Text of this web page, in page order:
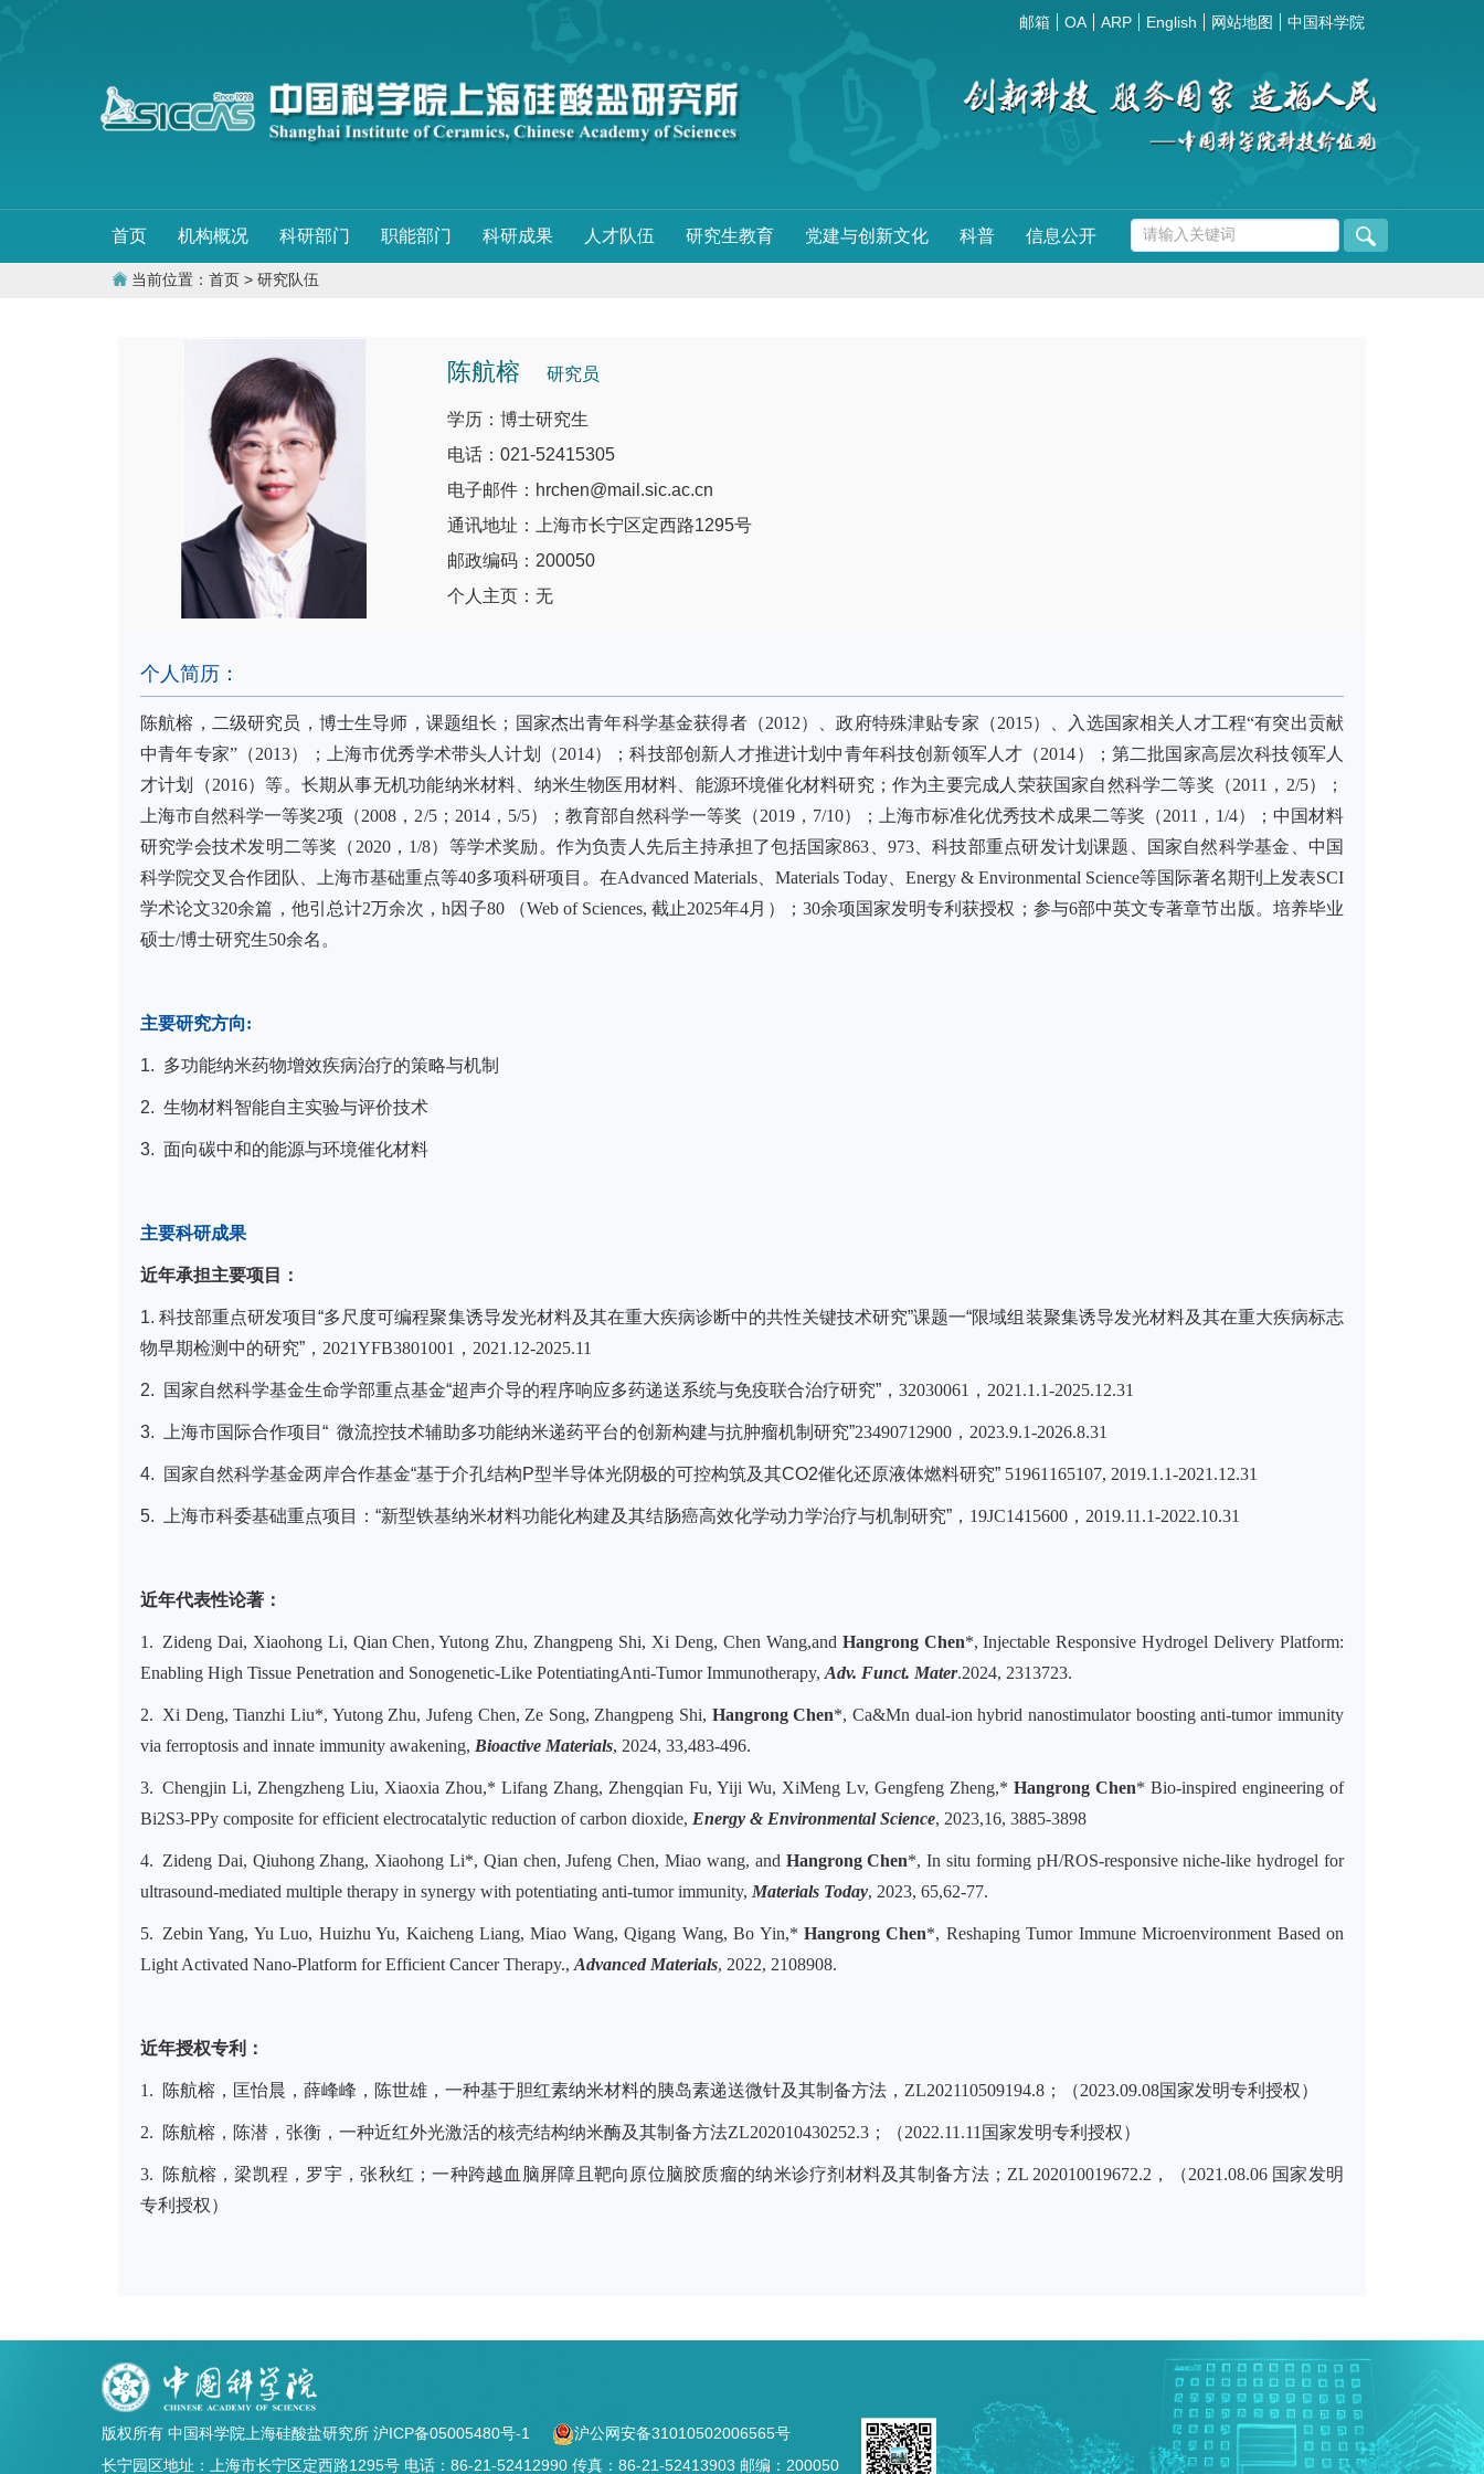
邮箱 OA ARP English 网站地图 中国科学院
首页 机构概况 科研部门 职能部门 科研成果 人才队伍 研究生教育 党建与创新文化 科普 信息公开
当前位置： 首页 > 研究队伍
陈航榕 研究员
学历：博士研究生
电话：021-52415305
电子邮件：hrchen@mail.sic.ac.cn
通讯地址：上海市长宁区定西路1295号
邮政编码：200050
个人主页：无
个人简历：
陈航榕，二级研究员，博士生导师，课题组长；国家杰出青年科学基金获得者（2012）、政府特殊津贴专家（2015）、入选国家相关人才工程“有突出贡献
中青年专家”（2013）；上海市优秀学术带头人计划（2014）；科技部创新人才推进计划中青年科技创新领军人才（2014）；第二批国家高层次科技领军人
才计划（2016）等。长期从事无机功能纳米材料、纳米生物医用材料、能源环境催化材料研究；作为主要完成人荣获国家自然科学二等奖（2011，2/5）；
上海市自然科学一等奖2项（2008，2/5；2014，5/5）；教育部自然科学一等奖（2019，7/10）；上海市标准化优秀技术成果二等奖（2011，1/4）；中国材料
研究学会技术发明二等奖（2020，1/8）等学术奖励。作为负责人先后主持承担了包括国家863、973、科技部重点研发计划课题、国家自然科学基金、中国
科学院交叉合作团队、上海市基础重点等40多项科研项目。在Advanced Materials、Materials Today、Energy & Environmental Science等国际著名期刊上发表SCI
学术论文320余篇，他引总计2万余次，h因子80 （Web of Sciences, 截止2025年4月）；30余项国家发明专利获授权；参与6部中英文专著章节出版。培养毕业
硕士/博士研究生50余名。
主要研究方向:
1. 多功能纳米药物增效疾病治疗的策略与机制
2. 生物材料智能自主实验与评价技术
3. 面向碳中和的能源与环境催化材料
主要科研成果
近年承担主要项目：
1. 科技部重点研发项目“多尺度可编程聚集诱导发光材料及其在重大疾病诊断中的共性关键技术研究”课题一“限域组装聚集诱导发光材料及其在重大疾病标志
物早期检测中的研究”， 2021YFB3801001，2021.12-2025.11
2. 国家自然科学基金生命学部重点基金“超声介导的程序响应多药递送系统与免疫联合治疗研究”， 32030061，2021.1.1-2025.12.31
3. 上海市国际合作项目“ 微流控技术辅助多功能纳米递药平台的创新构建与抗肿瘤机制研究”23490712900，2023.9.1-2026.8.31
4. 国家自然科学基金两岸合作基金“基于介孔结构P型半导体光阴极的可控构筑及其CO2催化还原液体燃料研究” 51961165107, 2019.1.1-2021.12.31
5. 上海市科委基础重点项目：“新型铁基纳米材料功能化构建及其结肠癌高效化学动力学治疗与机制研究”， 19JC1415600，2019.11.1-2022.10.31
近年代表性论著：
1. Zideng Dai, Xiaohong Li, Qian Chen, Yutong Zhu, Zhangpeng Shi, Xi Deng, Chen Wang,and Hangrong Chen*, Injectable Responsive Hydrogel Delivery Platform:
Enabling High Tissue Penetration and Sonogenetic-Like PotentiatingAnti-Tumor Immunotherapy, Adv. Funct. Mater.2024, 2313723.
2. Xi Deng, Tianzhi Liu*, Yutong Zhu, Jufeng Chen, Ze Song, Zhangpeng Shi, Hangrong Chen*, Ca&Mn dual-ion hybrid nanostimulator boosting anti-tumor immunity
via ferroptosis and innate immunity awakening, Bioactive Materials, 2024, 33,483-496.
3. Chengjin Li, Zhengzheng Liu, Xiaoxia Zhou,* Lifang Zhang, Zhengqian Fu, Yiji Wu, XiMeng Lv, Gengfeng Zheng,* Hangrong Chen* Bio-inspired engineering of
Bi2S3-PPy composite for efficient electrocatalytic reduction of carbon dioxide, Energy & Environmental Science, 2023,16, 3885-3898
4. Zideng Dai, Qiuhong Zhang, Xiaohong Li*, Qian chen, Jufeng Chen, Miao wang, and Hangrong Chen*, In situ forming pH/ROS-responsive niche-like hydrogel for
ultrasound-mediated multiple therapy in synergy with potentiating anti-tumor immunity, Materials Today, 2023, 65,62-77.
5. Zebin Yang, Yu Luo, Huizhu Yu, Kaicheng Liang, Miao Wang, Qigang Wang, Bo Yin,* Hangrong Chen*, Reshaping Tumor Immune Microenvironment Based on
Light Activated Nano-Platform for Efficient Cancer Therapy., Advanced Materials, 2022, 2108908.
近年授权专利：
1. 陈航榕，匡怡晨，薛峰峰，陈世雄，一种基于胆红素纳米材料的胰岛素递送微针及其制备方法，ZL202110509194.8；（2023.09.08国家发明专利授权）
2. 陈航榕，陈潜，张衡，一种近红外光激活的核壳结构纳米酶及其制备方法ZL202010430252.3；（2022.11.11国家发明专利授权）
3. 陈航榕，梁凯程，罗宇，张秋红；一种跨越血脑屏障且靶向原位脑胶质瘤的纳米诊疗剂材料及其制备方法；ZL 202010019672.2，（2021.08.06 国家发明
专利授权）
版权所有 中国科学院上海硅酸盐研究所 沪ICP备05005480号-1
沪公网安备31010502006565号
长宁园区地址：上海市长宁区定西路1295号 电话：86-21-52412990 传真：86-21-52413903 邮编：200050